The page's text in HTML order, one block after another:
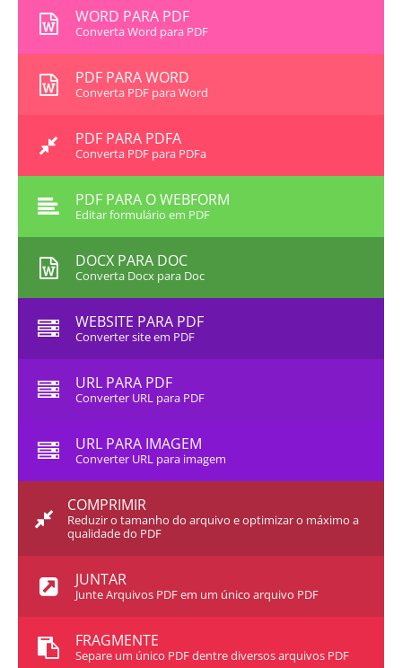
WORD PARA PDF
Converta Word para PDF
PDF PARA WORD
Converta PDF para Word
PDF PARA PDFA
Converta PDF para PDFa
PDF PARA O WEBFORM
Editar formulário em PDF
DOCX PARA DOC
Converta Docx para Doc
WEBSITE PARA PDF
Converter site em PDF
URL PARA PDF
Converter URL para PDF
URL PARA IMAGEM
Converter URL para imagem
COMPRIMIR
Reduzir o tamanho do arquivo e optimizar o máximo a
qualidade do PDF
JUNTAR
Junte Arquivos PDF em um único arquivo PDF
FRAGMENTE
Separe um único PDF dentre diversos arquivos PDF